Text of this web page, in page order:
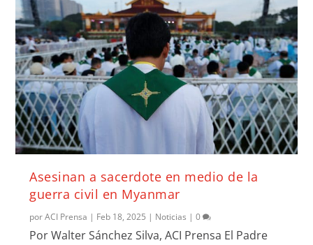
Asesinan a sacerdote en medio de la
guerra civil en Myanmar
porACI Prensa | Feb 18, 2025 | Noticias |0
Por Walter Sánchez Silva, ACI Prensa El Padre